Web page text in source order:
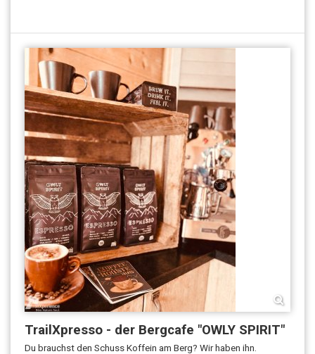
TrailXpresso - der Bergcafe "OWLY SPIRIT"
Du brauchst den Schuss Koffein am Berg? Wir haben ihn.